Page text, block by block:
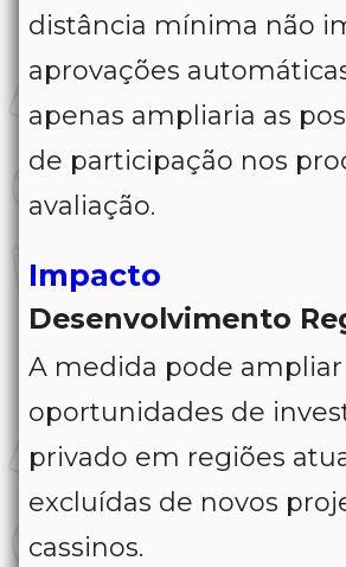
distância mínima não
aprovações
apenas ampliaria as
de participação nos
avaliação.
Impacto
Desenvolvimento
A medida pode ampliar
oportunidades de
privado em regiões
excluídas de novos
cassinos.